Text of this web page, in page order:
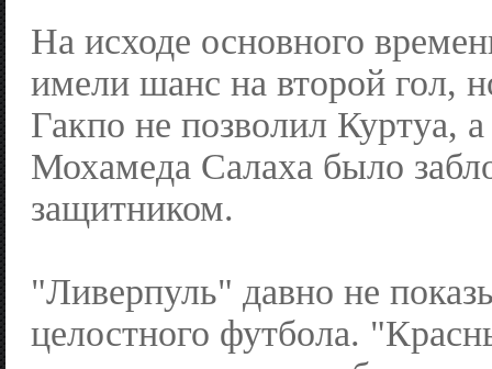
На исходе основного
имели шанс на второй гол,
Гакпо не позволил Куртуа,
Мохамеда Салаха было
защитником.
"Ливерпуль" давно не
целостного футбола.